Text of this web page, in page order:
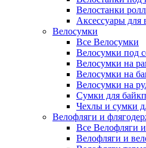
Велостанки
Аксессуары для
Велосумки
Все Велосумки
Велосумки под
Велосумки на
Велосумки на
Велосумки на
Сумки для
Чехлы и сумки
Велофляги и
Все Велофляги
Велофляги и